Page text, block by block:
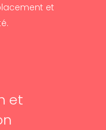
et
et